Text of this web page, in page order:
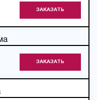
ЗАКАЗАТЬ
ЗАКАЗАТЬ